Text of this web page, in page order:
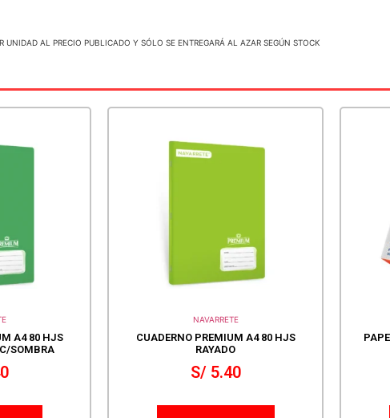
AL PRECIO PUBLICADO Y SÓLO SE ENTREGARÁ AL AZAR SEGÚN STOCK
A4 80 HJS
SOMBRA
NAVARRETE
CUADERNO PREMIUM A4 80 HJS
RAYADO
S/5.40